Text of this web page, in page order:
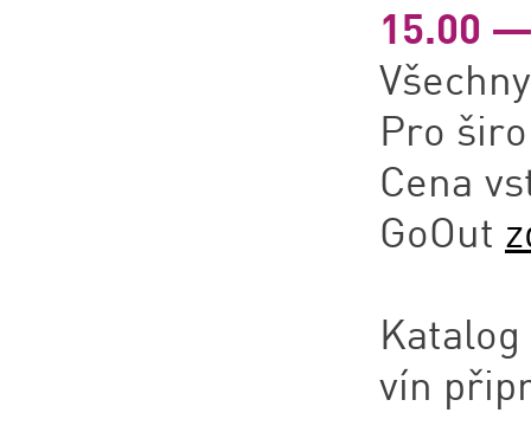
15.00
Pro
Cena
GoOut
vín